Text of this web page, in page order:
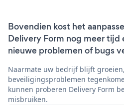
Bovendien kost het
Delivery Form nog meer tijd
nieuwe problemen of bugs
Naarmate uw bedrijf blijft
beveiligingsproblemen
kunnen proberen Delivery Form
misbruiken.